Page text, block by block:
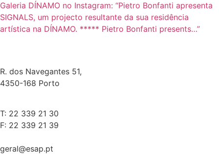
Galeria DÍNAMO no Instagram: “Pietro Bonfanti apresenta
SIGNALS, um projecto resultante da sua residência
artística na DÍNAMO. ***** Pietro Bonfanti presents…”
R. dos Navegantes 51,
4350-168 Porto
T: 22 339 21 30
F: 22 339 21 39
geral@esap.pt